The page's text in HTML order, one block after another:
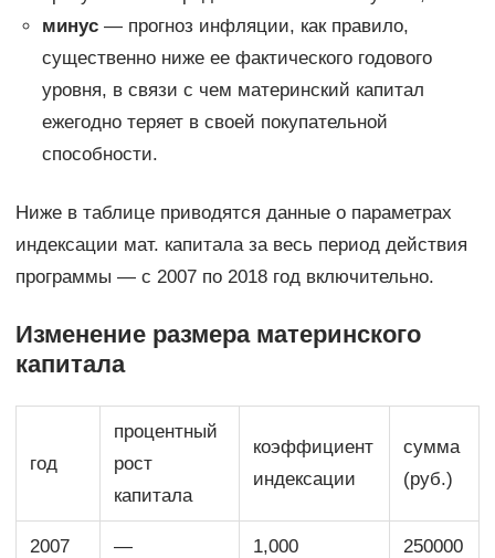
минус— прогноз инфляции, как правило,
существенно ниже ее фактического годового
уровня, в связи с чем материнский капитал
ежегодно теряет в своей покупательной
способности.
Ниже в таблице приводятся данные о параметрах
индексации мат. капитала за весь период действия
программы — с 2007 по 2018 год включительно.
Изменение размера материнского
капитала
год
процентный
рост
капитала
коэффициент
индексации
сумма
(руб.)
2007 — 1,000 250000